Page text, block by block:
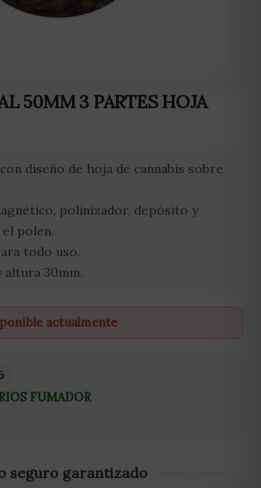
50MM 3 PARTES HOJA
diseño de hoja de cannabis sobre
polinizador, depósito y
polen.
todo uso.
30mm.
actualmente
FUMADOR
seguro garantizado